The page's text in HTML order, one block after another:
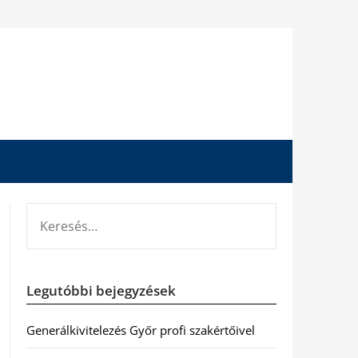
Legutóbbi bejegyzések
Generálkivitelezés Győr profi szakértőivel